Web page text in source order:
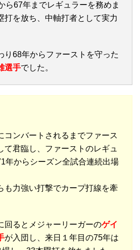
ら67年までレギュラーを務めま
打を放ち、中軸打者として実力
り68年からファーストを守った
選手でした。
コンバートされるまでファース
て君臨し、ファーストのレギュ
年からシーズン全試合連続出場
も力強い打撃でカープ打線を牽
回るとメジャーリーガーのゲイ
が入団し、来日１年目の75年は